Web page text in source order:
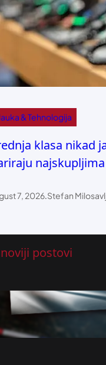
& Tehnologija
klasa nikad
najskupljima
7, 2026.Stefan
postovi
počinju